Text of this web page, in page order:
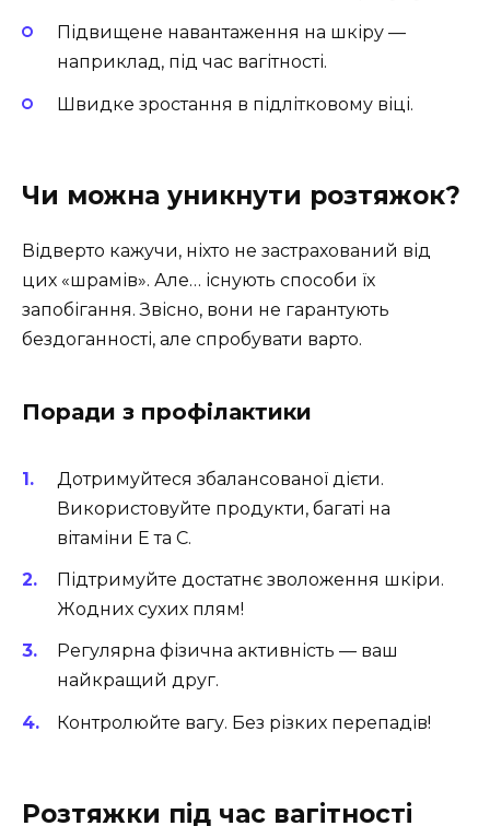
Підвищене навантаження на шкіру —
наприклад, під час вагітності.
Швидке зростання в підлітковому віці.
Чи можна уникнути розтяжок?
Відверто кажучи, ніхто не застрахований від
цих «шрамів». Але… існують способи їх
запобігання. Звісно, вони не гарантують
бездоганності, але спробувати варто.
Поради з профілактики
Дотримуйтеся збалансованої дієти.
Використовуйте продукти, багаті на
вітаміни E та C.
Підтримуйте достатнє зволоження шкіри.
Жодних сухих плям!
Регулярна фізична активність — ваш
найкращий друг.
Контролюйте вагу. Без різких перепадів!
Розтяжки під час вагітності